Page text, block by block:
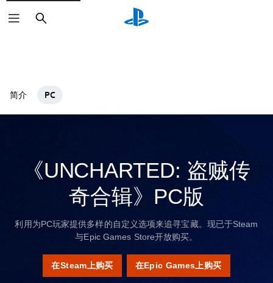
搜
索
简介 PC
《UNCHARTED: 盗贼传
奇合辑》PC版
利用为PC玩家提供多样的自定义选项来追寻宝藏。现已于Steam
与Epic Games Store开放购买。
在Steam上购买 在Epic Games上购买